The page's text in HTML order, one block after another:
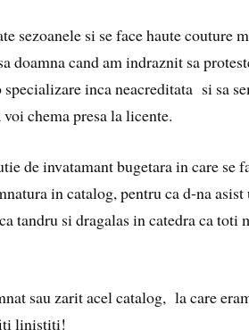
sezoanele si se face haute couture
doamna cand am indraznit sa
inca neacreditata si sa
chema presa la licente.
de invatamant bugetara in care se
in catalog, pentru ca d-na
tandru si dragalas in catedra ca toti
sau zarit acel catalog, la care
linistiti!